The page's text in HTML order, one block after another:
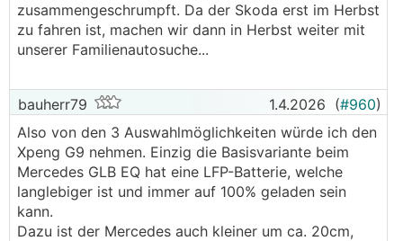
zusammengeschrumpft. Da der Skoda erst im Herbst
zu fahren ist, machen wir dann in Herbst weiter mit
unserer Familienautosuche...
bauherr79 1.4.2026 (#960)
Also von den 3 Auswahlmöglichkeiten würde ich den
Xpeng G9 nehmen. Einzig die Basisvariante beim
Mercedes GLB EQ hat eine LFP-Batterie, welche
langlebiger ist und immer auf 100% geladen sein
kann.
Dazu ist der Mercedes auch kleiner um ca. 20cm,